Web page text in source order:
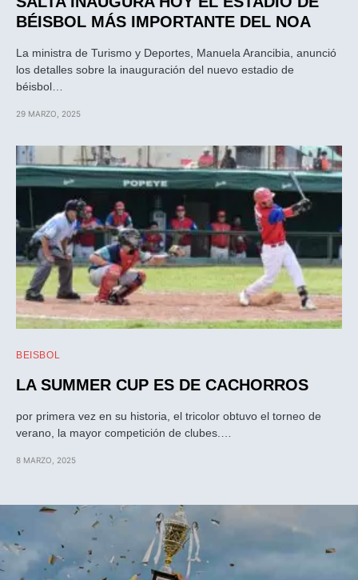
BÉISBOL MÁS IMPORTANTE DEL NOA
La ministra de Turismo y Deportes, Manuela Arancibia, anunció
los detalles sobre la inauguración del nuevo estadio de
béisbol…
29 MARZO, 2025
BEISBOL
LA SUMMER CUP ES DE CACHORROS
por primera vez en su historia, el tricolor obtuvo el torneo de
verano, la mayor competición de clubes.…
8 MARZO, 2025